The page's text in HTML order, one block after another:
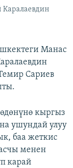
Манас
Сариев
кыргыз
ушундай улуу
баа жеткис
менен
карай